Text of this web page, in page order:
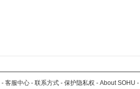
- 客服中心 - 联系方式 - 保护隐私权 - About SOHU -